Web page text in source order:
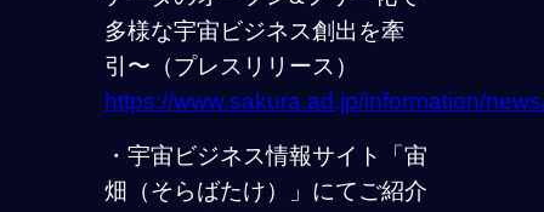
多様な宇宙ビジネス創出を牽
引〜（プレスリリース）
https://www.sakura.ad.jp/information/
・宇宙ビジネス情報サイト「宙
畑（そらばたけ）」にてご紹介